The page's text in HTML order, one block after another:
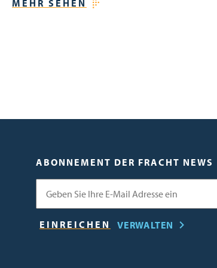
MEHR SEHEN
ABONNEMENT DER FRACHT NEWS
VERWALTEN